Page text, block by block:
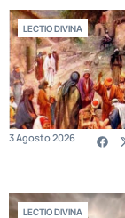
LECTIO DIVINA
3 Agosto 2026
LECTIO DIVINA